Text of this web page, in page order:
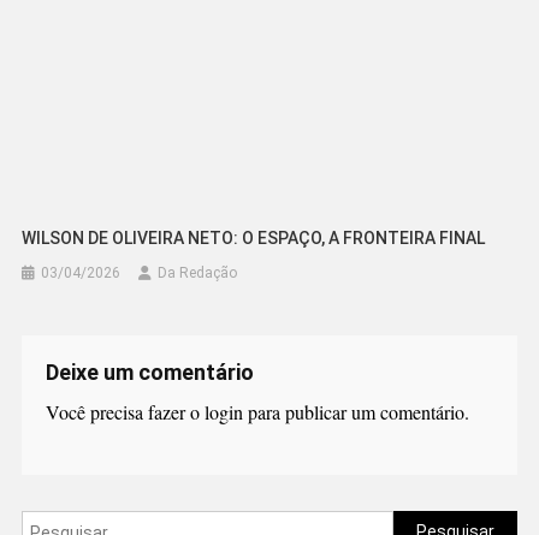
WILSON DE OLIVEIRA NETO: O ESPAÇO, A FRONTEIRA FINAL
03/04/2026 Da Redação
Deixe um comentário
Você precisa fazer ologin para publicar um comentário.
Pesquisar